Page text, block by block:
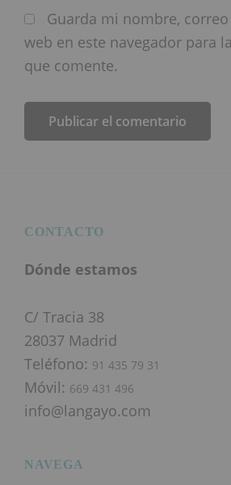
Guarda mi nombre,
web en este navegador para
que comente.
Footer
CONTACTO
Dónde estamos
C/ Tracia 38
28037 Madrid
Teléfono: 91 435 79 31
Móvil: 669 431 496
info@langayo.com
NAVEGA